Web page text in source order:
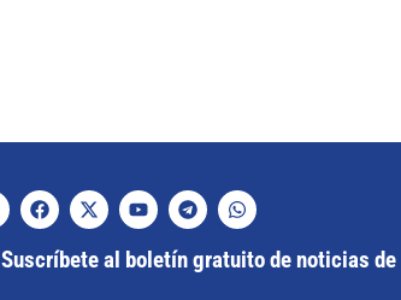
Suscríbete al boletín gratuito de noticias